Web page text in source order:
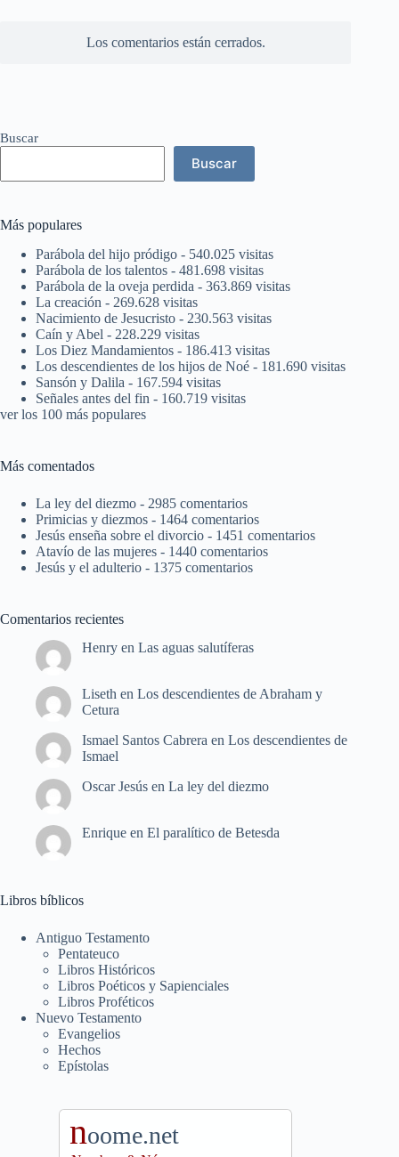
Los comentarios están cerrados.
Buscar
Buscar
Más populares
Parábola del hijo pródigo - 540.025 visitas
Parábola de los talentos - 481.698 visitas
Parábola de la oveja perdida - 363.869 visitas
La creación - 269.628 visitas
Nacimiento de Jesucristo - 230.563 visitas
Caín y Abel - 228.229 visitas
Los Diez Mandamientos - 186.413 visitas
Los descendientes de los hijos de Noé - 181.690 visitas
Sansón y Dalila - 167.594 visitas
Señales antes del fin - 160.719 visitas
ver los 100 más populares
Más comentados
La ley del diezmo - 2985 comentarios
Primicias y diezmos - 1464 comentarios
Jesús enseña sobre el divorcio - 1451 comentarios
Atavío de las mujeres - 1440 comentarios
Jesús y el adulterio - 1375 comentarios
Comentarios recientes
Henry en Las aguas salutíferas
Liseth en Los descendientes de Abraham y
Cetura
Ismael Santos Cabrera en Los descendientes de
Ismael
Oscar Jesús en La ley del diezmo
Enrique en El paralítico de Betesda
Libros bíblicos
Antiguo Testamento
Pentateuco
Libros Históricos
Libros Poéticos y Sapienciales
Libros Proféticos
Nuevo Testamento
Evangelios
Hechos
Epístolas
noome.net